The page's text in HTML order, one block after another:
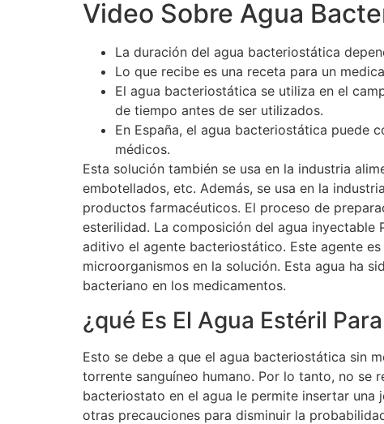
Video Sobre Agua
La duración del agua bacteriostática
Lo que recibe es una receta para un
El agua bacteriostática se utiliza en el
de tiempo antes de ser utilizados.
En España, el agua bacteriostática puede
médicos.
Esta solución también se usa en la industria
embotellados, etc. Además, se usa en la
productos farmacéuticos. El proceso de
esterilidad. La composición del agua inyectable
aditivo el agente bacteriostático. Este agente
microorganismos en la solución. Esta agua ha
bacteriano en los medicamentos.
¿qué Es El Agua Estéril
Esto se debe a que el agua bacteriostática sin
torrente sanguíneo humano. Por lo tanto, no se
bacteriostato en el agua le permite insertar una
otras precauciones para disminuir la